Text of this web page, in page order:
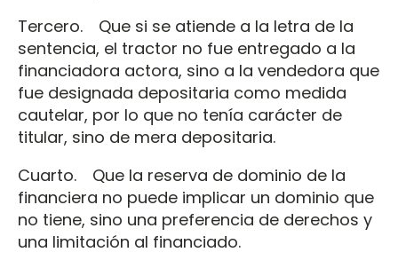
Tercero. Que si se atiende a la letra de la
sentencia, el tractor no fue entregado a la
financiadora actora, sino a la vendedora que
fue designada depositaria como medida
cautelar, por lo que no tenía carácter de
titular, sino de mera depositaria.
Cuarto. Que la reserva de dominio de la
financiera no puede implicar un dominio que
no tiene, sino una preferencia de derechos y
una limitación al financiado.